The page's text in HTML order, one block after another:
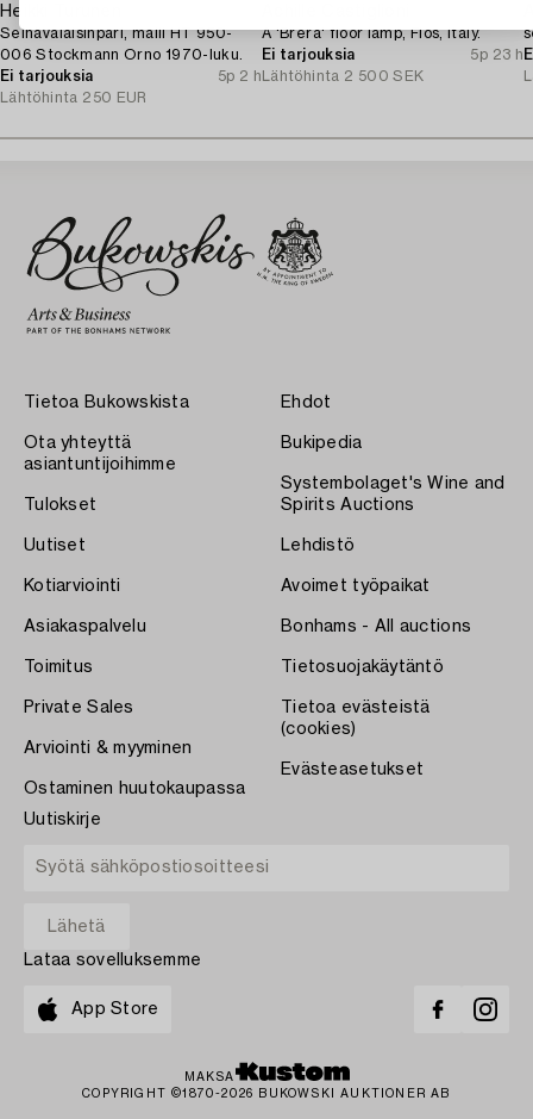
Heikki Turunen
Seinävalaisinpari, malli HT 950-
006 Stockmann Orno 1970-luku.
Ei tarjouksia
5p 2 h
Lähtöhinta 250 EUR
A 'Brera' floor lamp, Flos, Italy.
Ei tarjouksia
5p 23 h
Lähtöhinta 2 500 SEK
Tietoa Bukowskista
Ota yhteyttä
asiantuntijoihimme
Tulokset
Uutiset
Kotiarviointi
Asiakaspalvelu
Toimitus
Private Sales
Arviointi & myyminen
Ostaminen huutokaupassa
Ehdot
Bukipedia
Systembolaget's Wine and
Spirits Auctions
Lehdistö
Avoimet työpaikat
Bonhams - All auctions
Tietosuojakäytäntö
Tietoa evästeistä
(cookies)
Evästeasetukset
Uutiskirje
Lataa sovelluksemme
App Store
MAKSA
COPYRIGHT ©1870-2026 BUKOWSKI AUKTIONER AB